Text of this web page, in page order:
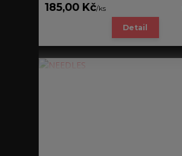
185,00 Kč/ks
Detail